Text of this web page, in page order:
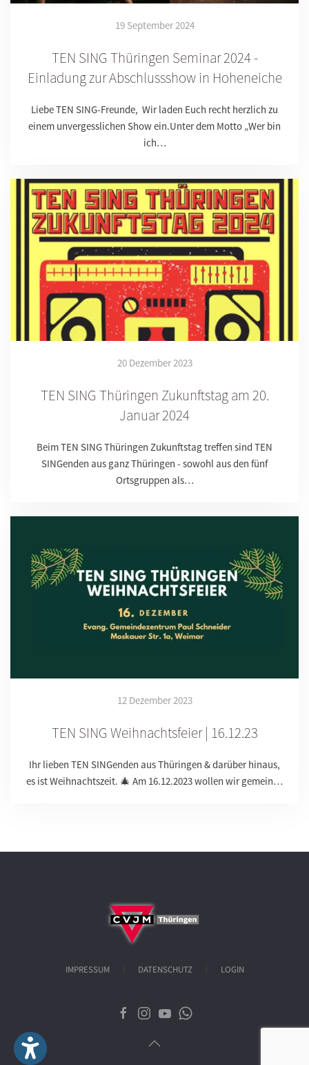
19 September 2024
TEN SING Thüringen Seminar 2024 -
Einladung zur Abschlussshow in Hoheneiche
Liebe TEN SING-Freunde, Wir laden Euch recht herzlich zu
einem unvergesslichen Show ein.Unter dem Motto „Wer bin
ich…
20 Dezember 2023
TEN SING Thüringen Zukunftstag am 20.
Januar 2024
Beim TEN SING Thüringen Zukunftstag treffen sind TEN
SINGenden aus ganz Thüringen - sowohl aus den fünf
Ortsgruppen als…
12 Dezember 2023
TEN SING Weihnachtsfeier | 16.12.23
Ihr lieben TEN SINGenden aus Thüringen & darüber hinaus,
es ist Weihnachtszeit. 🎄 Am 16.12.2023 wollen wir gemein…
IMPRESSUM DATENSCHUTZ LOGIN